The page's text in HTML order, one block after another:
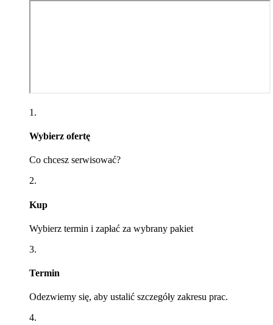
1.
Wybierz ofertę
Co chcesz serwisować?
2.
Kup
Wybierz termin i zapłać za wybrany pakiet
3.
Termin
Odezwiemy się, aby ustalić szczegóły zakresu prac.
4.